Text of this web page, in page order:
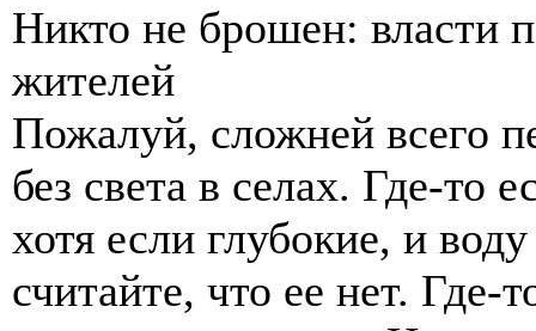
Никто не брошен: власти
жителей
Пожалуй, сложней всего
без света в селах. Где-то
хотя если глубокие, и
считайте, что ее нет. Где-